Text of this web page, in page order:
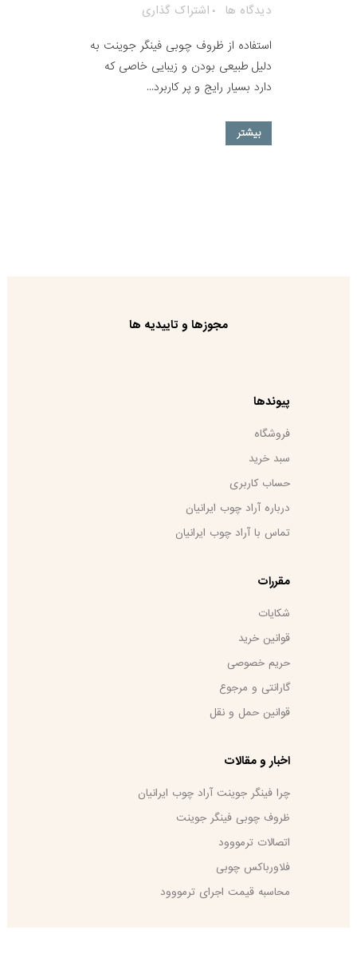
دیدگاه ها
اشتراک گذاری
استفاده از ظروف چوبی فینگر جوینت به
دلیل طبیعی بودن و زیبایی خاصی که
دارد بسیار رایج و پر کاربرد...
بیشتر
مجوزها و تاییدیه ها
پیوندها
فروشگاه
سبد خرید
حساب کاربری
درباره آراد چوب ایرانیان
تماس با آراد چوب ایرانیان
مقررات
شکایات
قوانین خرید
حریم خصوصی
گارانتی و مرجوع
قوانین حمل و نقل
اخبار و مقالات
چرا فینگر جوینت آراد چوب ایرانیان
ظروف چوبی فینگر جوینت
اتصالات ترمووود
فلاورباکس چوبی
محاسبه قیمت اجرای ترمووود